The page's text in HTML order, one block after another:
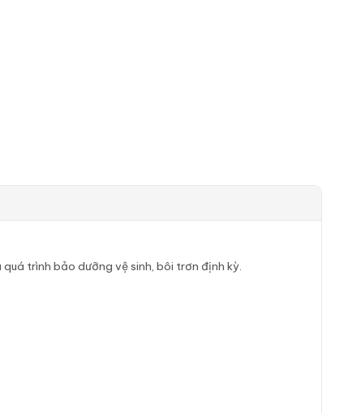
trình bảo dưỡng vệ sinh, bôi trơn định kỳ.